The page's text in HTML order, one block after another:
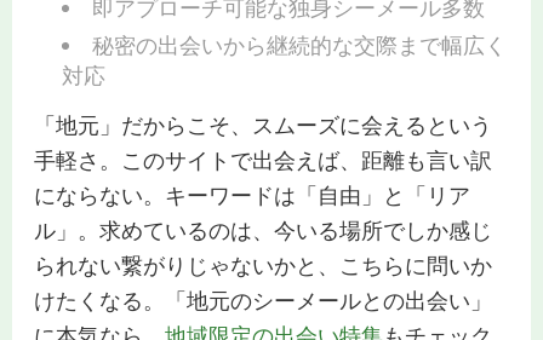
即アプローチ可能な独身シーメール多数
秘密の出会いから継続的な交際まで幅広く
対応
「地元」だからこそ、スムーズに会えるという
手軽さ。このサイトで出会えば、距離も言い訳
にならない。キーワードは「自由」と「リア
ル」。求めているのは、今いる場所でしか感じ
られない繋がりじゃないかと、こちらに問いか
けたくなる。「地元のシーメールとの出会い」